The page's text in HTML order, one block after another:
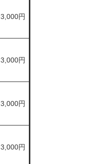
3,000円
3,000円
3,000円
3,000円